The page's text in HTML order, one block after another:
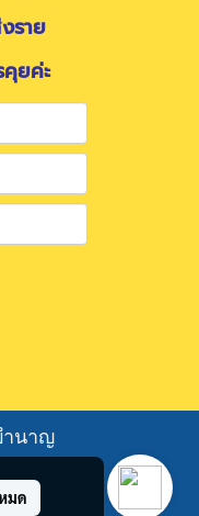
ราย
คุยค่ะ
ำนาญ
มด